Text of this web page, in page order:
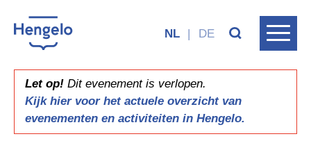
NL | DE
Let op! Dit evenement is verlopen.
Kijk hier voor het actuele overzicht van
evenementen en activiteiten in Hengelo.